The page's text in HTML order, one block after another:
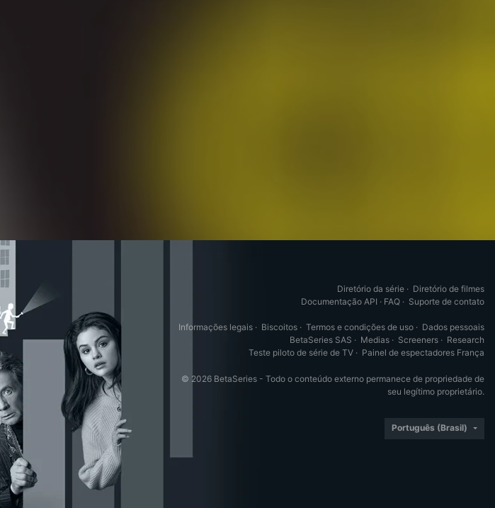
Diretório da série · Diretório de filmes
Documentação API · FAQ · Suporte de contato
Informações legais · Biscoitos · Termos e condições de uso · Dados pessoais
BetaSeries SAS · Medias · Screeners · Research
Teste piloto de série de TV · Painel de espectadores França
© 2026 BetaSeries - Todo o conteúdo externo permanece de propriedade de
seu legítimo proprietário.
Português (Brasil)